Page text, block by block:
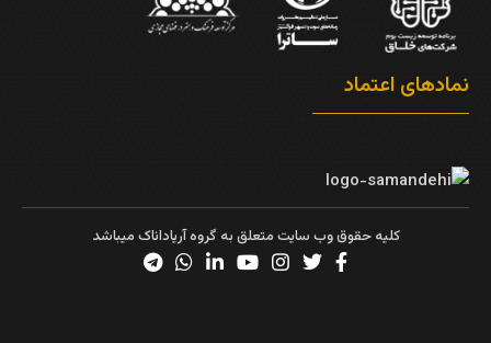
نمادهای اعتماد
کلیه حقوق وب سایت متعلق به گروه آریاداناک میباشد